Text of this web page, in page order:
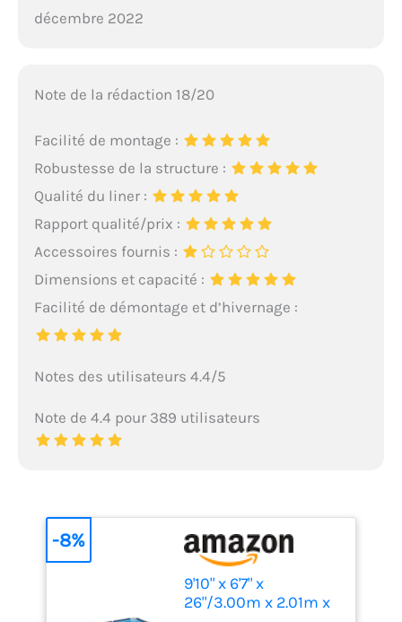
décembre 2022
Note de la rédaction 18/20
Facilité de montage :
Robustesse de la structure :
Qualité du liner :
Rapport qualité/prix :
Accessoires fournis :
Dimensions et capacité :
Facilité de démontage et d’hivernage :
Notes des utilisateurs 4.4/5
Note de 4.4 pour 389 utilisateurs
9'10" x 6'7" x
26"/3.00m x 2.01m x
-8%